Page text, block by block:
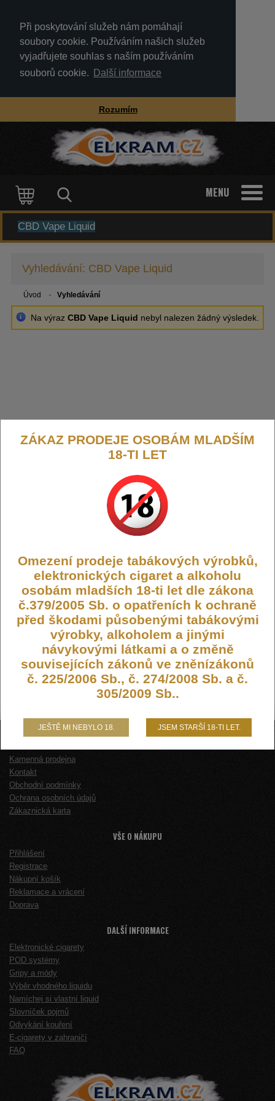
Při poskytování služeb nám pomáhají
soubory cookie. Používáním našich služeb
vyjadřujete souhlas s naším používáním
souborů cookie.
Další informace
Rozumím
MENU
Vyhledávání: CBD Vape Liquid
Úvod Vyhledávání
Na výraz CBD Vape Liquid nebyl nalezen žádný výsledek.
Kamenná prodejna
Kontakt
Obchodní podmínky
Ochrana osobních údajů
Zákaznická karta
VŠE O NÁKUPU
Přihlášení
Registrace
Nákupní košík
Reklamace a vrácení
Doprava
DALŠÍ INFORMACE
Elektronické cigarety
POD systémy
Gripy a módy
Výběr vhodného liquidu
Namíchej si vlastní liquid
Slovníček pojmů
Odvykání kouření
E-cigarety v zahraničí
FAQ
ZÁKAZ PRODEJE OSOBÁM MLADŠÍM
18-TI LET
Omezení prodeje tabákových výrobků,
elektronických cigaret a alkoholu
osobám mladších 18-ti let dle zákona
č.379/2005 Sb. o opatřeních k ochraně
před škodami působenými tabákovými
výrobky, alkoholem a jinými
návykovými látkami a o změně
souvisejících zákonů ve zněnízákonů
č. 225/2006 Sb., č. 274/2008 Sb. a č.
305/2009 Sb..
JEŠTĚ MI NEBYLO 18. JSEM STARŠÍ 18-TI LET.